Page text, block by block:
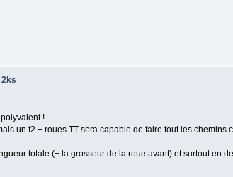
!
un f2 + roues TT sera capable de faire tout les chemins
totale (+ la grosseur de la roue avant) et surtout en